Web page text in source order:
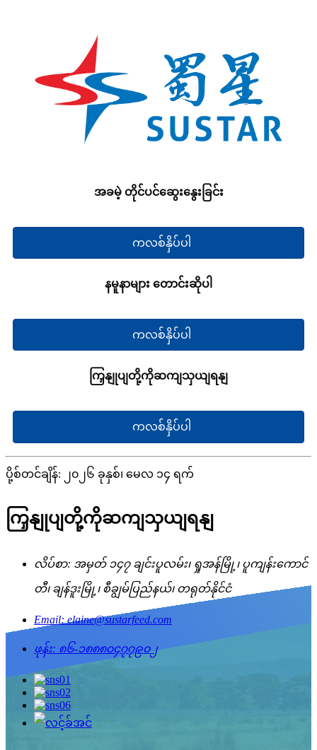
အခမဲ့ တိုင်ပင်ဆွေးနွေးခြင်း
ကလစ်နှိပ်ပါ
နမူနာများ တောင်းဆိုပါ
ကလစ်နှိပ်ပါ
ကြှနျုပျတို့ကိုဆကျသှယျရနျ
ကလစ်နှိပ်ပါ
ပို့စ်တင်ချိန်: ၂၀၂၆ ခုနှစ်၊ မေလ ၁၄ ရက်
ကြှနျုပျတို့ကိုဆကျသှယျရနျ
လိပ်စာ: အမှတ် ၁၄၇ ချင်းပူလမ်း၊ ရှုအန်မြို့၊ ပူကျန်းကောင်
တီ၊ ချန်ဒူးမြို့၊ စီချွမ်ပြည်နယ်၊ တရုတ်နိုင်ငံ
Email: elaine@sustarfeed.com
ဖုန်း: ၈၆-၁၈၈၈၀၄၇၇၉၀၂